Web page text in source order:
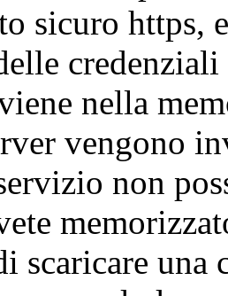
sicuro https,
nella
vengono
non
scaricare una